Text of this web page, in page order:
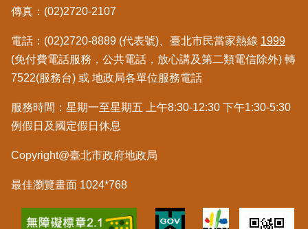
訊
熱
門
關
字
都
地
資
傳真：(02)2720-2107
電話：(02)2720-8889 (代表號)、臺北市民當家熱線 1999
(免付費電話服務，公共電話，放心講及第二類電信除外) 轉
7522(服務台) 或 地政局各單位服務電話
服務時間：星期一至星期五 上午8:30-12:30 下午1:30-5:30
例假日及國定假日休息
Copyright@臺北市政府地政局
最佳瀏覽畫面 1024*768